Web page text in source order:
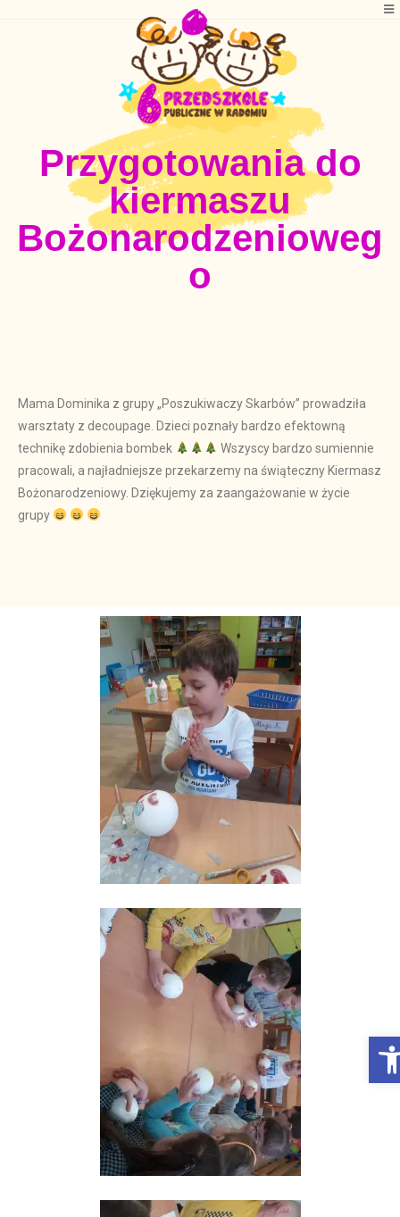
Otwórz Pasek narzędzi
Przygotowania do
kiermaszu
Bożonarodzenioweg
o
Mama Dominika z grupy „Poszukiwaczy Skarbów” prowadziła
warsztaty z decoupage. Dzieci poznały bardzo efektowną
technikę zdobienia bombek
Wszyscy bardzo sumiennie
pracowali, a najładniejsze przekarzemy na świąteczny Kiermasz
Bożonarodzeniowy. Dziękujemy za zaangażowanie w życie
grupy